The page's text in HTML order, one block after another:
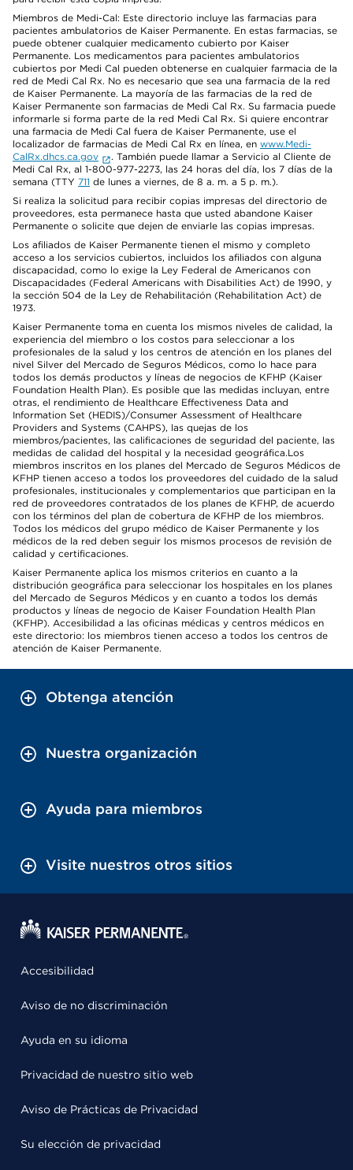
Miembros de Medi-Cal: Este directorio incluye las farmacias para
pacientes ambulatorios de Kaiser Permanente. En estas farmacias, se
puede obtener cualquier medicamento cubierto por Kaiser
Permanente. Los medicamentos para pacientes ambulatorios
cubiertos por Medi Cal pueden obtenerse en cualquier farmacia de la
red de Medi Cal Rx. No es necesario que sea una farmacia de la red
de Kaiser Permanente. La mayoría de las farmacias de la red de
Kaiser Permanente son farmacias de Medi Cal Rx. Su farmacia puede
informarle si forma parte de la red Medi Cal Rx. Si quiere encontrar
una farmacia de Medi Cal fuera de Kaiser Permanente, use el
localizador de farmacias de Medi Cal Rx en línea, en www.Medi-
CalRx.dhcs.ca.gov
. También puede llamar a Servicio al Cliente de
Medi Cal Rx, al 1-800-977-2273, las 24 horas del día, los 7 días de la
semana (TTY 711 de lunes a viernes, de 8 a. m. a 5 p. m.).
Si realiza la solicitud para recibir copias impresas del directorio de
proveedores, esta permanece hasta que usted abandone Kaiser
Permanente o solicite que dejen de enviarle las copias impresas.
Los afiliados de Kaiser Permanente tienen el mismo y completo
acceso a los servicios cubiertos, incluidos los afiliados con alguna
discapacidad, como lo exige la Ley Federal de Americanos con
Discapacidades (Federal Americans with Disabilities Act) de 1990, y
la sección 504 de la Ley de Rehabilitación (Rehabilitation Act) de
1973.
Kaiser Permanente toma en cuenta los mismos niveles de calidad, la
experiencia del miembro o los costos para seleccionar a los
profesionales de la salud y los centros de atención en los planes del
nivel Silver del Mercado de Seguros Médicos, como lo hace para
todos los demás productos y líneas de negocios de KFHP (Kaiser
Foundation Health Plan). Es posible que las medidas incluyan, entre
otras, el rendimiento de Healthcare Effectiveness Data and
Information Set (HEDIS)/Consumer Assessment of Healthcare
Providers and Systems (CAHPS), las quejas de los
miembros/pacientes, las calificaciones de seguridad del paciente, las
medidas de calidad del hospital y la necesidad geográfica.Los
miembros inscritos en los planes del Mercado de Seguros Médicos de
KFHP tienen acceso a todos los proveedores del cuidado de la salud
profesionales, institucionales y complementarios que participan en la
red de proveedores contratados de los planes de KFHP, de acuerdo
con los términos del plan de cobertura de KFHP de los miembros.
Todos los médicos del grupo médico de Kaiser Permanente y los
médicos de la red deben seguir los mismos procesos de revisión de
calidad y certificaciones.
Kaiser Permanente aplica los mismos criterios en cuanto a la
distribución geográfica para seleccionar los hospitales en los planes
del Mercado de Seguros Médicos y en cuanto a todos los demás
productos y líneas de negocio de Kaiser Foundation Health Plan
(KFHP). Accesibilidad a las oficinas médicas y centros médicos en
este directorio: los miembros tienen acceso a todos los centros de
atención de Kaiser Permanente.
Obtenga atención
Nuestra organización
Ayuda para miembros
Visite nuestros otros sitios
Accesibilidad
Aviso de no discriminación
Ayuda en su idioma
Privacidad de nuestro sitio web
Aviso de Prácticas de Privacidad
Su elección de privacidad